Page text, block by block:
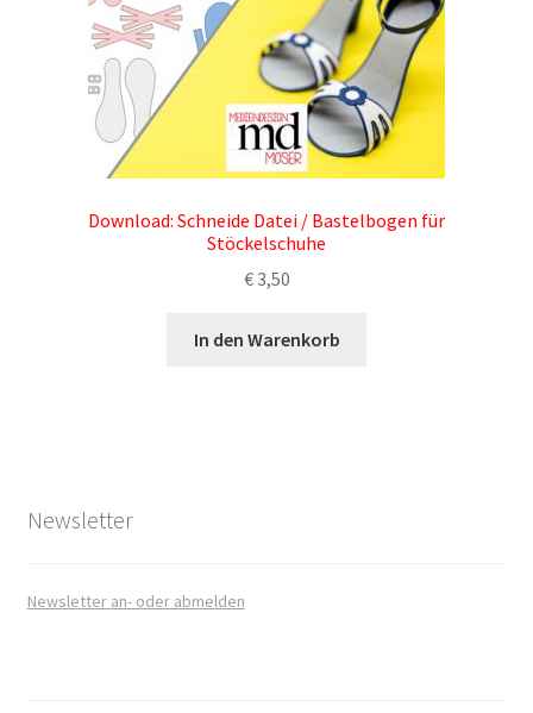
Download: Schneide Datei / Bastelbogen für
Stöckelschuhe
€3,50
In den Warenkorb
Newsletter
Newsletter an- oder abmelden